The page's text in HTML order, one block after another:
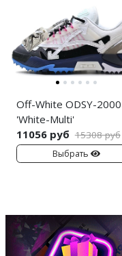
Off-White ODSY-2000
'White-Multi'
11056 руб 15308 руб
Выбрать